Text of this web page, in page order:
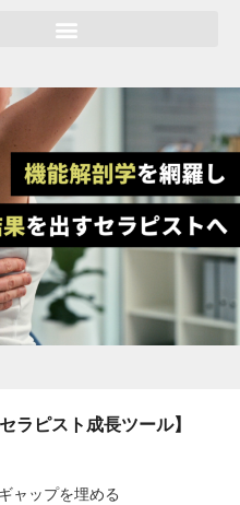
ラピスト成長ツール】
ャップを埋める